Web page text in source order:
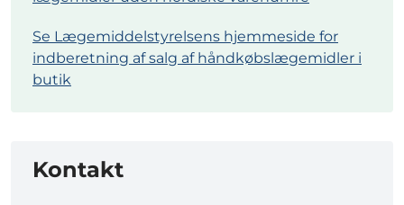
Se Lægemiddelstyrelsens hjemmeside for
indberetning af salg af håndkøbslægemidler i
butik
Kontakt